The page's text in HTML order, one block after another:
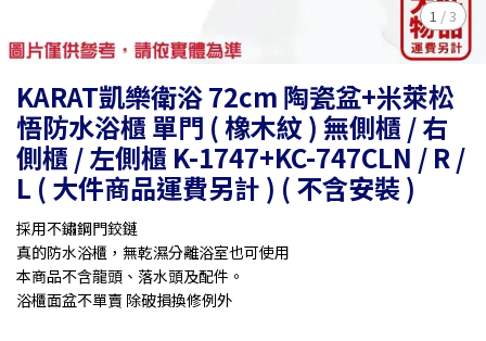
1 /3
KARAT凱樂衛浴 72cm 陶瓷盆+米萊松
悟防水浴櫃 單門 ( 橡木紋 ) 無側櫃 / 右
側櫃 / 左側櫃 K-1747+KC-747CLN / R /
L ( 大件商品運費另計 ) ( 不含安裝 )
採用不鏽鋼門鉸鏈
真的防水浴櫃，無乾濕分離浴室也可使用
本商品不含龍頭、落水頭及配件。
浴櫃面盆不單賣 除破損換修例外